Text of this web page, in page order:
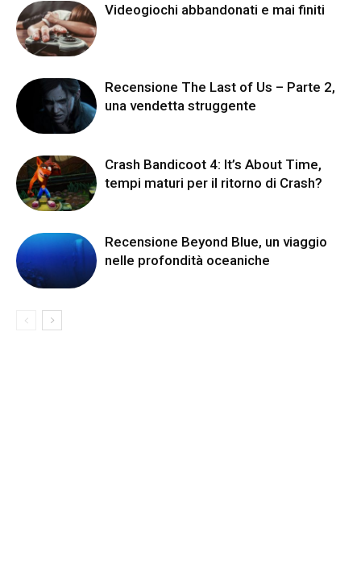
Videogiochi abbandonati e mai finiti
Recensione The Last of Us – Parte 2,
una vendetta struggente
Crash Bandicoot 4: It’s About Time,
tempi maturi per il ritorno di Crash?
Recensione Beyond Blue, un viaggio
nelle profondità oceaniche